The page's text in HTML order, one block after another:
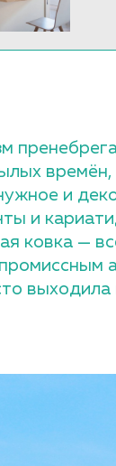
времён,
и
и
ковка —
выходила